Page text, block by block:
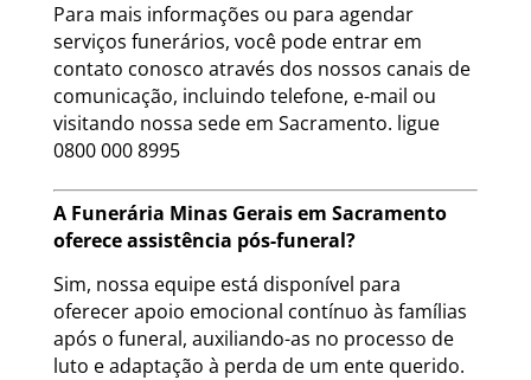
Para mais informações ou para agendar
serviços funerários, você pode entrar em
contato conosco através dos nossos canais de
comunicação, incluindo telefone, e-mail ou
visitando nossa sede em Sacramento. ligue
0800 000 8995
A Funerária Minas Gerais em Sacramento
oferece assistência pós-funeral?
Sim, nossa equipe está disponível para
oferecer apoio emocional contínuo às famílias
após o funeral, auxiliando-as no processo de
luto e adaptação à perda de um ente querido.